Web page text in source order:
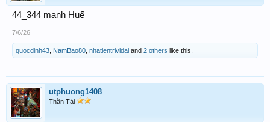
44_344 mạnh Huế
7/6/26
quocdinh43 NamBao80 nhatientrividai and 2 others like this.
utphuong1408
Thần Tài